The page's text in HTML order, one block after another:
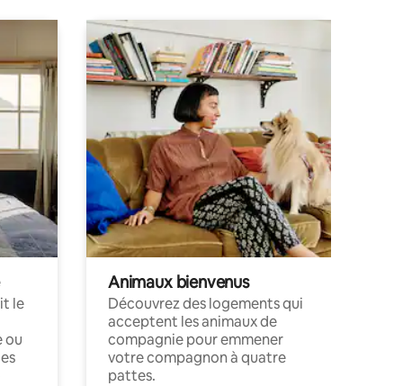
le
ou
Animaux bienvenus
Découvrez des logements qui
acceptent les animaux de
compagnie pour emmener
votre compagnon à quatre
pattes.